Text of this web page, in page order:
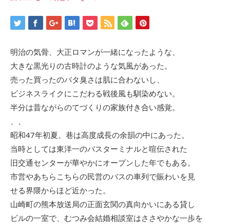
明治の気骨、大正ロマンが一緒になったような、
大きな黒光りの古時計のような気風があった。
売った買ったのバタ臭さは肌に合わないし、
ビジネスライクにこだわる戦後風も馴染めない。
半分は昔ながらのてづくりの家族付き合い感覚。
、、
昭和47年初夏、巷は高度成長の余韻の中にあった。
当時としては東洋一のバスターミナルと喧伝された
旧交通センターが華やかにオープンした年でもある。
市営やあちらこちらの民営のバスの車列で賑わいを見
せる界隈からほど近かった。
山崎町の熊本放送局の正面玄関の真向かいにある貸し
ビルの一室で、むつみ会結婚相談室はささやかな一歩を